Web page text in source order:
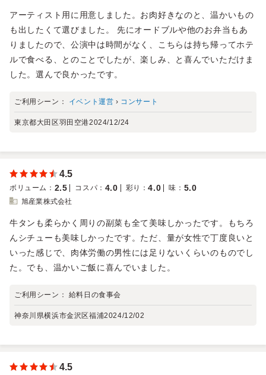
アーティスト用に用意しました。お肉好きなのと、温かいもの
も出したくて選びました。 先にオードブルや他のお弁当もあ
りましたので、公演中は時間がなく、こちらは持ち帰ってホテ
ルで食べる、とのことでしたが、楽しみ、と喜んでいただけま
した。選んで良かったです。
ご利用シーン： イベント運営 › コンサート
東京都大田区羽田空港2024/12/24
4.5
ボリューム ： 2.5 コスパ ： 4.0 彩り ：4.0 味 ： 5.0
旭産業株式会社
牛タンも柔らかく周りの副菜も全て美味しかったです。もちろ
んシチューも美味しかったです。ただ、量が女性で丁度良いと
いった感じで、肉体労働の男性には足りないくらいのものでし
た。でも、温かいご飯に喜んでいました。
ご利用シーン： 給料日の食事会
神奈川県横浜市金沢区福浦2024/12/02
4.5